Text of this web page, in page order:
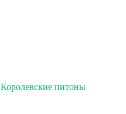
Королевские питоны